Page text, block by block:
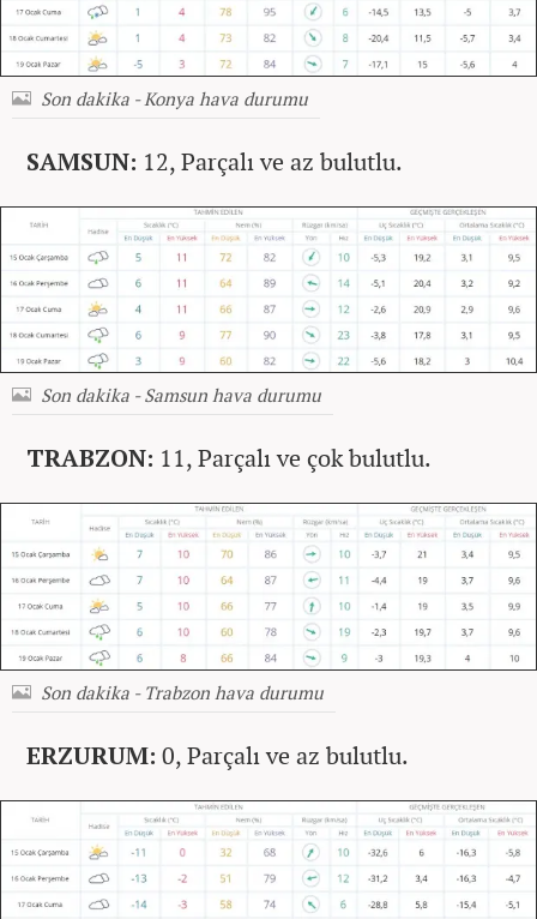
Son dakika - Konya hava durumu
SAMSUN: 12, Parçalı ve az bulutlu.
Son dakika - Samsun hava durumu
TRABZON: 11, Parçalı ve çok bulutlu.
Son dakika - Trabzon hava durumu
ERZURUM: 0, Parçalı ve az bulutlu.